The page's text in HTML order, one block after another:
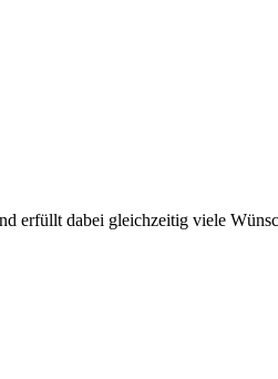
dabei gleichzeitig viele